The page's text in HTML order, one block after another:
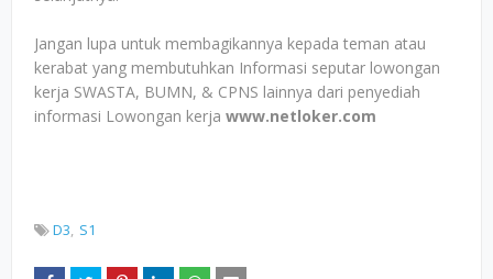
Jangan lupa untuk membagikannya kepada teman atau
kerabat yang membutuhkan Informasi seputar lowongan
kerja SWASTA, BUMN, & CPNS lainnya dari penyediah
informasi Lowongan kerja www.netloker.com
D3 S1